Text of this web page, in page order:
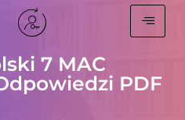
7 MAC
PDF